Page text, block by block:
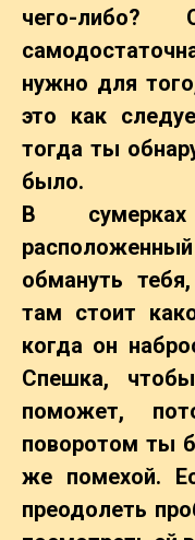
чего-
нужно для
это как
тогда ты
было.
В
обмануть
там стоит
когда он
Спешка,
поможет,
поворотом ты
же помехой.
преодолеть